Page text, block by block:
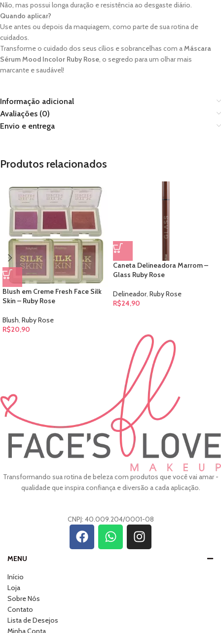
Não, mas possui longa duração e resistência ao desgaste diário.
Quando aplicar?
Use antes ou depois da maquiagem, como parte de sua rotina de
cuidados.
Transforme o cuidado dos seus cílios e sobrancelhas com aMáscara
Sérum Mood Incolor Ruby Rose, o segredo para um olhar mais
marcante e saudável!
Informação adicional
Avaliações (0)
Envio e entrega
Produtos relacionados
Blush em Creme Fresh Face Silk
Skin – Ruby Rose
Blush, Ruby Rose
R$20,90
Caneta Delineadora Marrom –
Glass Ruby Rose
Delineador, Ruby Rose
R$24,90
Transformando sua rotina de beleza com produtos que você vai amar -
qualidade que inspira confiança e diversão a cada aplicação.
CNPJ: 40.009.204/0001-08
MENU
Início
Loja
Sobre Nós
Contato
Lista de Desejos
Minha Conta